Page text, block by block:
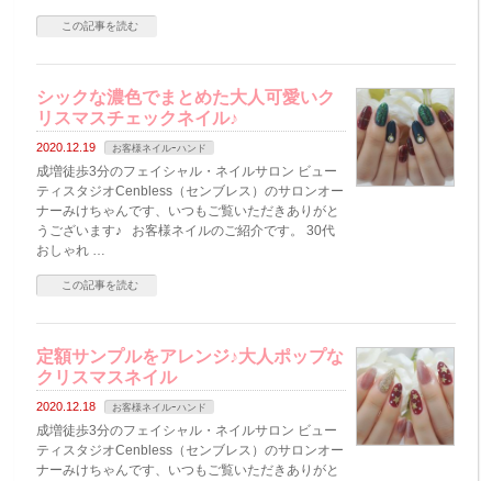
この記事を読む
シックな濃色でまとめた大人可愛いク
リスマスチェックネイル♪
2020.12.19 お客様ネイルｰハンド
成増徒歩3分のフェイシャル・ネイルサロン ビュー
ティスタジオCenbless（センブレス）のサロンオー
ナーみけちゃんです、いつもご覧いただきありがと
うございます♪ お客様ネイルのご紹介です。 30代
おしゃれ …
この記事を読む
定額サンプルをアレンジ♪大人ポップな
クリスマスネイル
2020.12.18 お客様ネイルｰハンド
成増徒歩3分のフェイシャル・ネイルサロン ビュー
ティスタジオCenbless（センブレス）のサロンオー
ナーみけちゃんです、いつもご覧いただきありがと